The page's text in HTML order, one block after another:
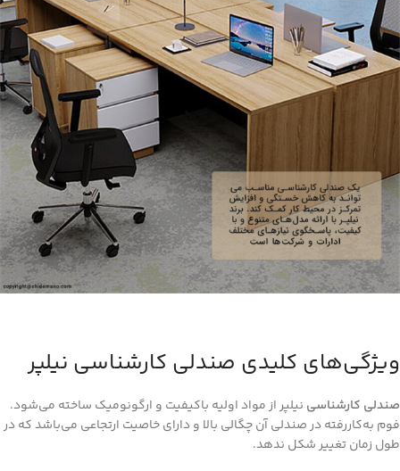
ویژگی‌های کلیدی صندلی کارشناسی نیلپر
صندلی‌ کارشناسی نیلپر از مواد اولیه باکیفیت و ارگونومیک ساخته می‌شود.
فوم به‌کاررفته در صندلی آن چگالی بالا و دارای خاصیت ارتجاعی می‌باشد که در
طول زمان تغییر شکل ندهد.